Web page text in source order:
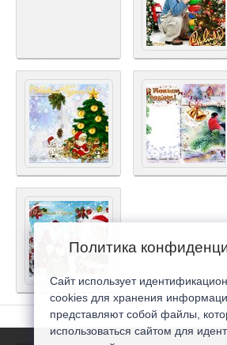
Политика
Сайт использует
cookies для хранения
представляют собой файлы,
использоваться сайтом для